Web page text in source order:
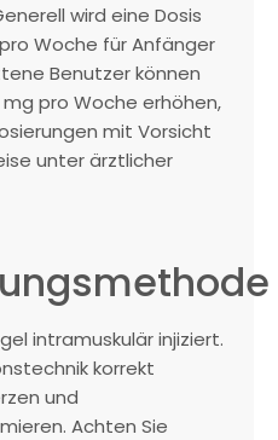
wird eine Dosis
Woche für Anfänger
Benutzer können
mg pro Woche erhöhen,
mit Vorsicht
unter ärztlicher
intramuskulär injiziert.
korrekt
und
Achten Sie